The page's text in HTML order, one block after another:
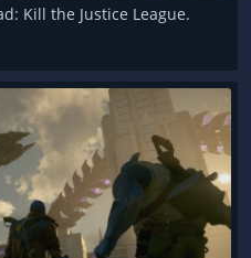
Kill the Justice League.